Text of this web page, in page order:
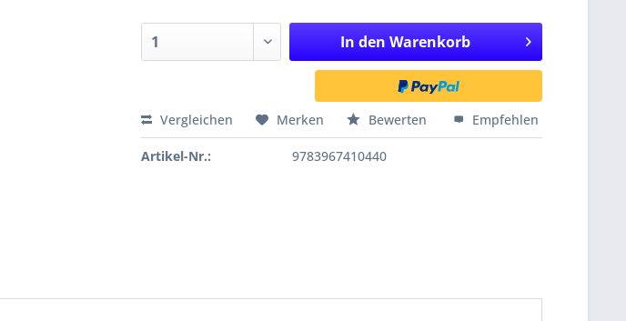
In den Warenkorb
Vergleichen Merken Bewerten Empfehlen
Artikel-Nr.: 9783967410440